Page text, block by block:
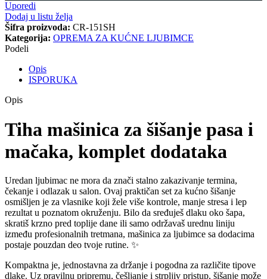
Uporedi
Dodaj u listu želja
Šifra proizvoda: CR-151SH
Kategorija: OPREMA ZA KUĆNE LJUBIMCE
Podeli
Opis
ISPORUKA
Opis
Tiha mašinica za šišanje pasa i
mačaka, komplet dodataka
Uredan ljubimac ne mora da znači stalno zakazivanje termina,
čekanje i odlazak u salon. Ovaj praktičan set za kućno šišanje
osmišljen je za vlasnike koji žele više kontrole, manje stresa i lep
rezultat u poznatom okruženju. Bilo da sređuješ dlaku oko šapa,
skratiš krzno pred toplije dane ili samo održavaš urednu liniju
između profesionalnih tretmana, mašinica za ljubimce sa dodacima
postaje pouzdan deo tvoje rutine. ✨
Kompaktna je, jednostavna za držanje i pogodna za različite tipove
dlake. Uz pravilnu pripremu, češljanje i strpljiv pristup, šišanje može